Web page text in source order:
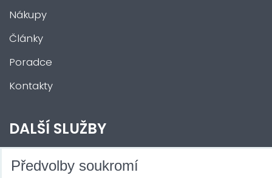
Nákupy
Články
Poradce
Kontakty
DALŠÍ SLUŽBY
Zábava na Vaši akci
Předvolby soukromí